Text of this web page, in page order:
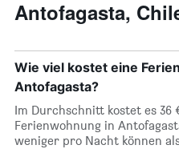
Antofagasta,
Wie viel kostet eine
Antofagasta?
Im Durchschnitt kostet es 36
Ferienwohnung in
weniger pro Nacht können